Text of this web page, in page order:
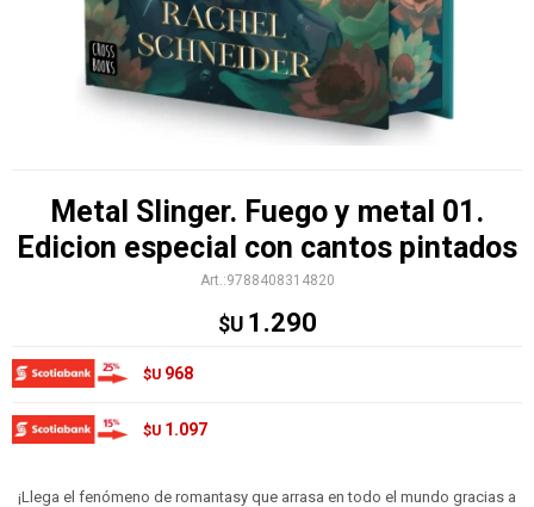
Metal Slinger. Fuego y metal 01.
Edicion especial con cantos pintados
9788408314820
$U 1.290
$U 968
$U 1.097
¡Llega el fenómeno de romantasy que arrasa en todo el mundo gracias a